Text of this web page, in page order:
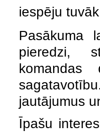
iespēju
Pasākuma
pieredzi,
jautājumus
Īpašu